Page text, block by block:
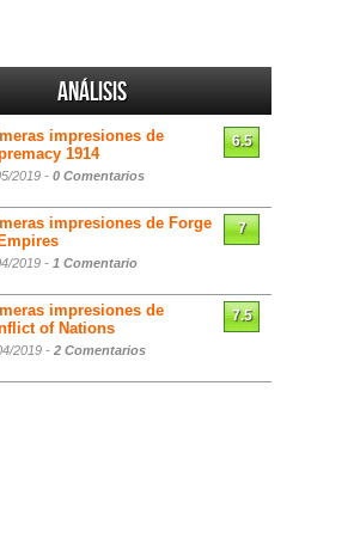
Análisis
impresiones de
1914
2019 - 0 Comentarios
6.5
impresiones de Forge
2019 - 1 Comentario
7
impresiones de
of Nations
2019 - 2 Comentarios
7.5